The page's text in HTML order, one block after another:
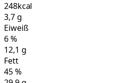
248kcal
3,7g
Eiweiß
6%
12,1 g
Fett
45%